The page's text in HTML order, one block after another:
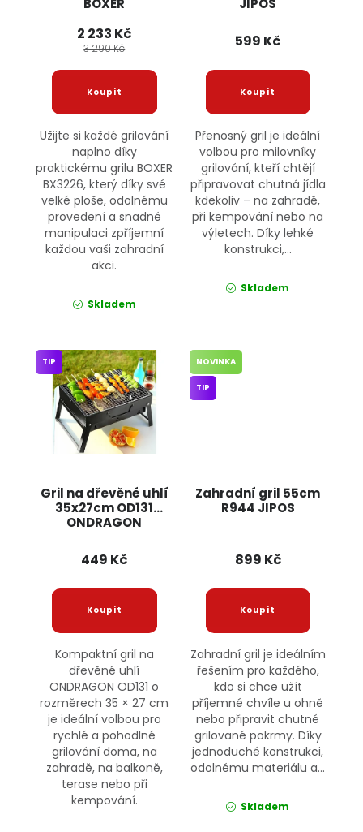
BOXER
2 233 Kč
3 290 Kč
Užijte si každé grilování
naplno díky
praktickému grilu BOXER
BX3226, který díky své
velké ploše, odolnému
provedení a snadné
manipulaci zpříjemní
každou vaši zahradní
akci.
Skladem
JIPOS
599 Kč
Přenosný gril je ideální
volbou pro milovníky
grilování, kteří chtějí
připravovat chutná jídla
kdekoliv – na zahradě,
při kempování nebo na
výletech. Díky lehké
konstrukci,...
Skladem
Gril na dřevěné uhlí
35x27cm OD131
ONDRAGON
TIP
449 Kč
Kompaktní gril na
dřevěné uhlí
ONDRAGON OD131 o
rozměrech 35 × 27 cm
je ideální volbou pro
rychlé a pohodlné
grilování doma, na
zahradě, na balkoně,
terase nebo při
kempování.
Zahradní gril 55cm
R944 JIPOS
NOVINKA
TIP
899 Kč
Zahradní gril je ideálním
řešením pro každého,
kdo si chce užít
příjemné chvíle u ohně
nebo připravit chutné
grilované pokrmy. Díky
jednoduché konstrukci,
odolnému materiálu a...
Skladem